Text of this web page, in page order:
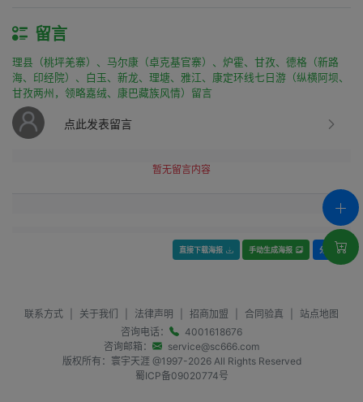
留言
理县（桃坪羌寨）、马尔康（卓克基官寨）、炉霍、甘孜、德格（新路
海、印经院）、白玉、新龙、理塘、雅江、康定环线七日游（纵横阿坝、
甘孜两州，领略嘉绒、康巴藏族风情）留言
点此发表留言
暂无留言内容
直接下载海报 手动生成海报 分享
联系方式 关于我们 法律声明 招商加盟 合同验真
站点地图
咨询电话：
4001618676
咨询邮箱：
service@sc666.com
版权所有：寰宇天涯 @1997-2026All Rights Reserved
蜀ICP备09020774号